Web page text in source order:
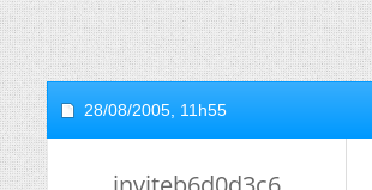
28/08/2005, 11h55